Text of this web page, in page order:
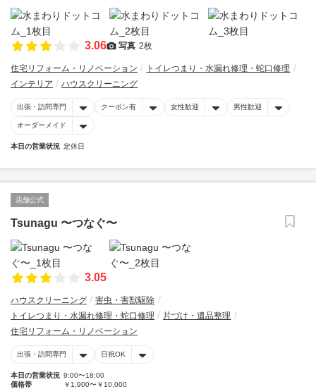
3.06 写真 2枚
住宅リフォーム・リノベーション
トイレつまり・水漏れ修理・蛇口修理
インテリア
ハウスクリーニング
出張・訪問専門 クーポン有 女性歓迎 男性歓迎
オーダーメイド
本日の営業状況 定休日
店舗公式
Tsunagu 〜つなぐ〜
3.05
ハウスクリーニング
害虫・害獣駆除
トイレつまり・水漏れ修理・蛇口修理
片づけ・遺品整理
住宅リフォーム・リノベーション
出張・訪問専門 日祝OK
本日の営業状況 9:00〜18:00
価格帯
￥1,900〜￥10,000